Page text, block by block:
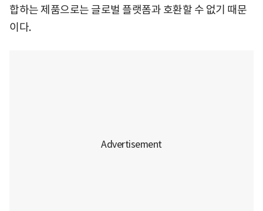
합하는 제품으로는 글로벌 플랫폼과 호환할 수 없기 때문
이다.